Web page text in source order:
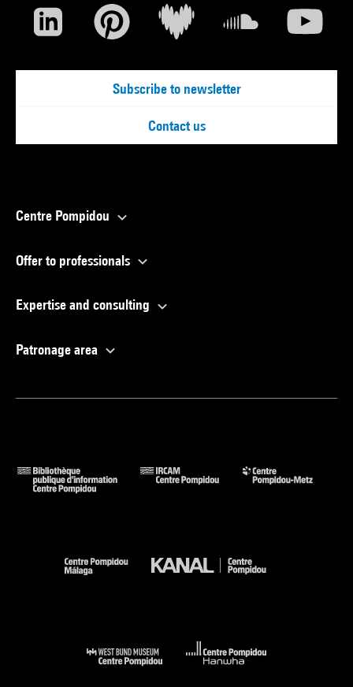
Subscribe to newsletter
Contact us
Centre Pompidou
Offer to professionals
Expertise and consulting
Patronage area